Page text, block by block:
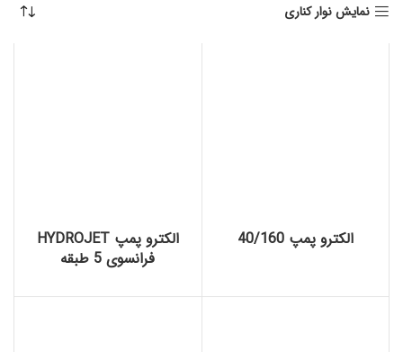
نمایش نوار کناری
الکترو پمپ 40/160
الکترو پمپ HYDROJET
فرانسوی 5 طبقه